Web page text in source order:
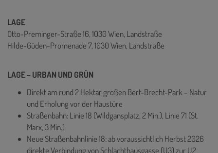
LAGE
Otto-Preminger-Straße 16, 1030 Wien, Landstraße
Hilde-Güden-Promenade 7, 1030 Wien, Landstraße
LAGE – URBAN UND GRÜN
Direkt am rund 2 Hektar großen Bert-Brecht-Park – Natur
und Erholung vor der Haustüre
Straßenbahn: Linie 18 (Wildgansplatz, 2 Min.), Linie 71 (St.
Marx, 3 Min.)
Neue Straßenbahnlinie 18: ab voraussichtlich Herbst 2026
direkte Verbindung von Schlachthausgasse (U3) zur U2